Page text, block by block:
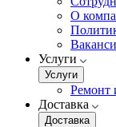
О
Услуги
Услуги
Ремонт
Доставка
Доставка